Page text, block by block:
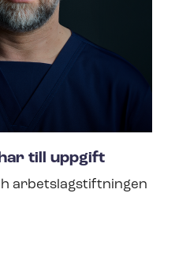
till uppgift
ar­bets­lag­stift­ning­en